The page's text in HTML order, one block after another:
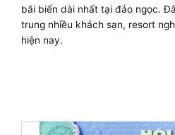
bãi biển dài nhất tại đảo ngọc.
trung nhiều khách sạn, resort
hiện nay.